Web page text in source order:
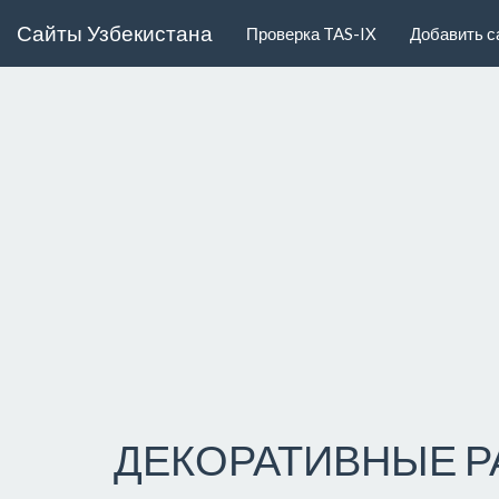
Сайты Узбекистана Проверка TAS-IX Добавить
ДЕКОРАТИВНЫЕ